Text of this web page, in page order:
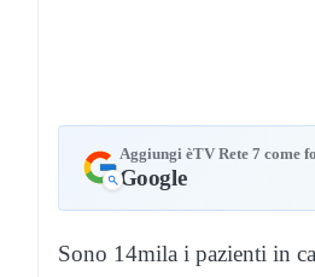
Aggiungi èTV Rete 7 come
Google
Sono 14mila i pazienti in